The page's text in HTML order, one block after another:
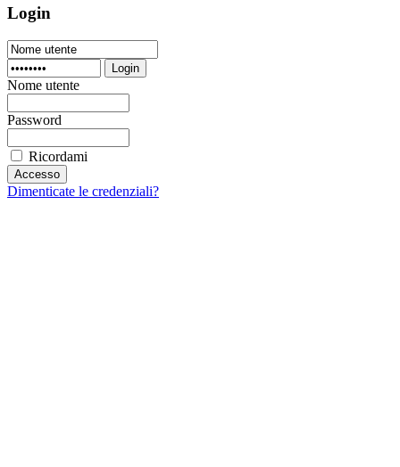
Login
Login
Nome utente
Password
Ricordami
Dimenticate le credenziali?